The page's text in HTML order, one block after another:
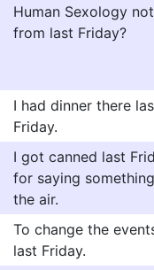
Human Sexology
from last Friday?
I had dinner there
Friday.
I got canned last
for saying
the air.
To change the
last Friday.